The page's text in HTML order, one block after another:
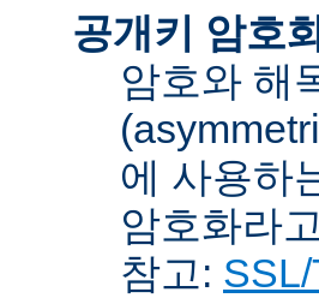
공개키 암호
암호와 해
에 사용하
암호화라
참고: